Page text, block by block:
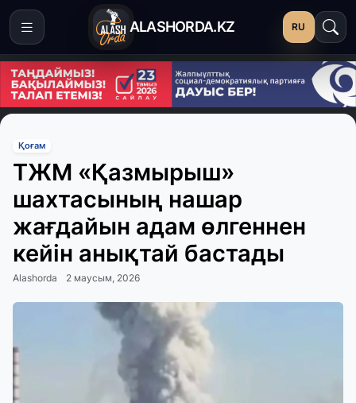
ALASHORDA.KZ RU
Қоғам
ТЖМ «Қазмырыш»
шахтасының нашар
жағдайын адам өлгеннен
кейін анықтай бастады
Alashorda 2 маусым, 2026